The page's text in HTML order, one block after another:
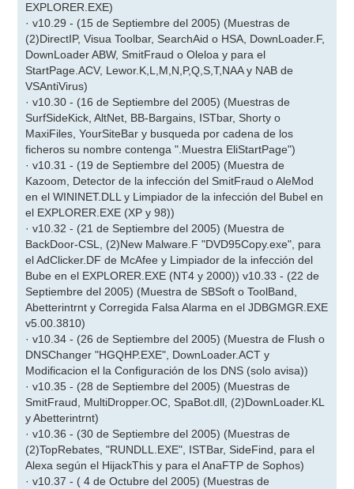
EXPLORER.EXE)
· v10.29 - (15 de Septiembre del 2005) (Muestras de
(2)DirectIP, Visua Toolbar, SearchAid o HSA, DownLoader.F,
DownLoader ABW, SmitFraud o Oleloa y para el
StartPage.ACV, Lewor.K,L,M,N,P,Q,S,T,NAA y NAB de
VSAntiVirus)
· v10.30 - (16 de Septiembre del 2005) (Muestras de
SurfSideKick, AltNet, BB-Bargains, ISTbar, Shorty o
MaxiFiles, YourSiteBar y busqueda por cadena de los
ficheros su nombre contenga ".Muestra EliStartPage")
· v10.31 - (19 de Septiembre del 2005) (Muestra de
Kazoom, Detector de la infección del SmitFraud o AleMod
en el WININET.DLL y Limpiador de la infección del Bubel en
el EXPLORER.EXE (XP y 98))
· v10.32 - (21 de Septiembre del 2005) (Muestra de
BackDoor-CSL, (2)New Malware.F "DVD95Copy.exe", para
el AdClicker.DF de McAfee y Limpiador de la infección del
Bube en el EXPLORER.EXE (NT4 y 2000)) v10.33 - (22 de
Septiembre del 2005) (Muestra de SBSoft o ToolBand,
Abetterintrnt y Corregida Falsa Alarma en el JDBGMGR.EXE
v5.00.3810)
· v10.34 - (26 de Septiembre del 2005) (Muestra de Flush o
DNSChanger "HGQHP.EXE", DownLoader.ACT y
Modificacion el la Configuración de los DNS (solo avisa))
· v10.35 - (28 de Septiembre del 2005) (Muestras de
SmitFraud, MultiDropper.OC, SpaBot.dll, (2)DownLoader.KL
y Abetterintrnt)
· v10.36 - (30 de Septiembre del 2005) (Muestras de
(2)TopRebates, "RUNDLL.EXE", ISTBar, SideFind, para el
Alexa según el HijackThis y para el AnaFTP de Sophos)
· v10.37 - ( 4 de Octubre del 2005) (Muestras de